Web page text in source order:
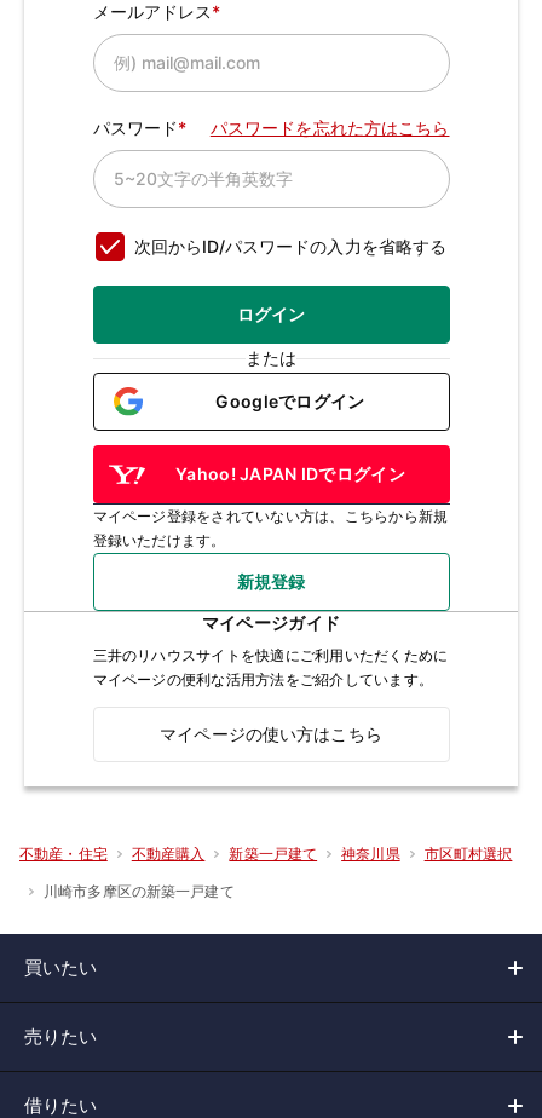
メールアドレス
パスワード パスワードを忘れた方はこちら
次回からID/パスワードの入力を省略する
ログイン
または
Googleでログイン
Yahoo! JAPAN IDでログイン
マイページ登録をされていない方は、こちらから新規
登録いただけます。
新規登録
マイページガイド
三井のリハウスサイトを快適にご利用いただくために
マイページの便利な活用方法をご紹介しています。
マイページの使い方はこちら
不動産・住宅 不動産購入 新築一戸建て 神奈川県 市区町村選択
川崎市多摩区の新築一戸建て
買いたい
売りたい
借りたい